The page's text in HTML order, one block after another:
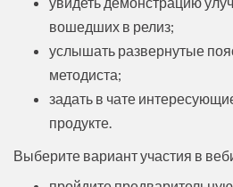
вошедших в релиз;
услышать развернутые
методиста;
задать в чате
продукте.
Выберите вариант участия в